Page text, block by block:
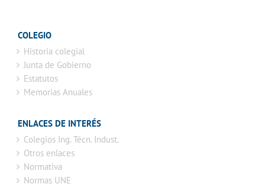
COLEGIO
Historia colegial
Junta de Gobierno
Estatutos
Memorias Anuales
ENLACES DE INTERÉS
Colegios Ing. Técn. Indust.
Otros enlaces
Normativa
Normas UNE